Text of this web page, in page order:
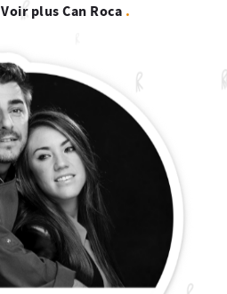
Voir plus Can Roca .